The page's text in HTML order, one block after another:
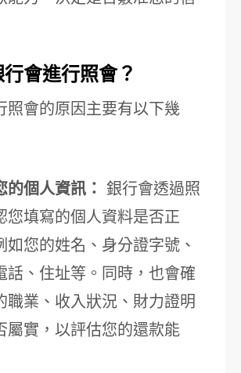
會進行照會？
照會的原因主要有以下幾
的個人資訊： 銀行會透過照
您填寫的個人資料是否正
如您的姓名、身分證字號、
話、住址等。同時，也會確
職業、收入狀況、財力證明
屬實，以評估您的還款能